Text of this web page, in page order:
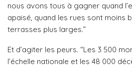
nous avons tous à gagner quand
apaisé, quand les rues sont moins
terrasses plus larges.”
Et d’agiter les peurs. “Les 3 500
l’échelle nationale et les 48 000